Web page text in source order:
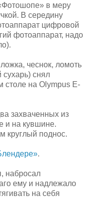
в меру
В середину
цифровой
фотоаппарат, надо
чеснок, ломоть
снял
столе на Olympus E-
захваченных из
и на кувшине.
круглый поднос.
.
набросал
ему и надлежало
на себя